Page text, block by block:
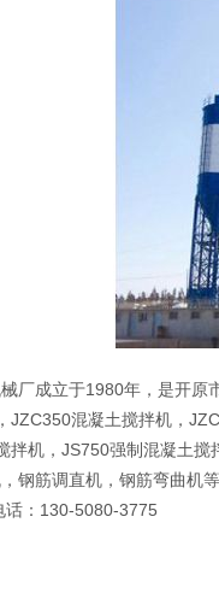
厂成立于1980年，是开原
JZC350混凝土搅拌机，
拌机，JS750强制混凝土
钢筋调直机，钢筋弯曲机
话：130-5080-3775